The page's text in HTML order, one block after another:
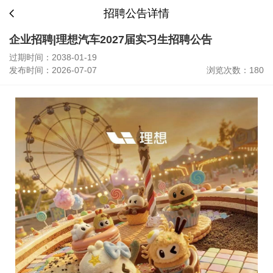
招聘公告详情
企业招聘|理想汽车2027届实习生招聘公告
过期时间：2038-01-19
发布时间：2026-07-07
浏览次数：180